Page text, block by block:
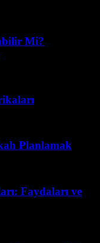
Mi?
Planlamak
Faydaları ve